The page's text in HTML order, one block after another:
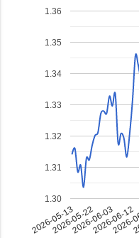
2026-05-13
2026-05-22
2026-06-03
2026-06-12
1.30
1.31
1.32
1.33
1.34
1.35
1.36